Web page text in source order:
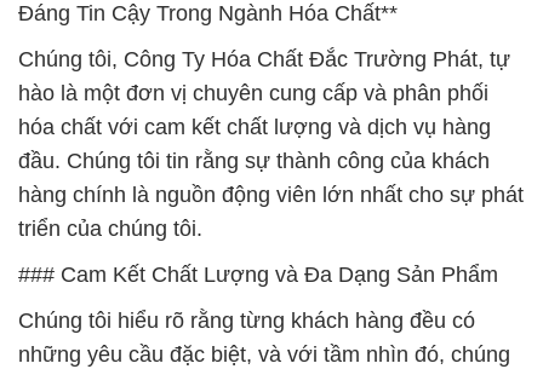
Đáng Tin Cậy Trong Ngành Hóa Chất**
Chúng tôi, Công Ty Hóa Chất Đắc Trường Phát, tự
hào là một đơn vị chuyên cung cấp và phân phối
hóa chất với cam kết chất lượng và dịch vụ hàng
đầu. Chúng tôi tin rằng sự thành công của khách
hàng chính là nguồn động viên lớn nhất cho sự phát
triển của chúng tôi.
### Cam Kết Chất Lượng và Đa Dạng Sản Phẩm
Chúng tôi hiểu rõ rằng từng khách hàng đều có
những yêu cầu đặc biệt, và với tầm nhìn đó, chúng